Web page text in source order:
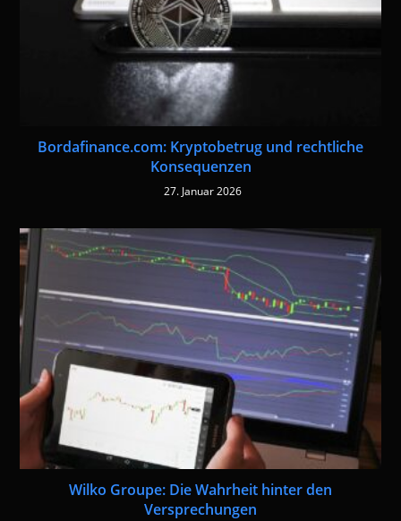
Bordafinance.com: Kryptobetrug und rechtliche
Konsequenzen
27. Januar 2026
Wilko Groupe: Die Wahrheit hinter den
Versprechungen